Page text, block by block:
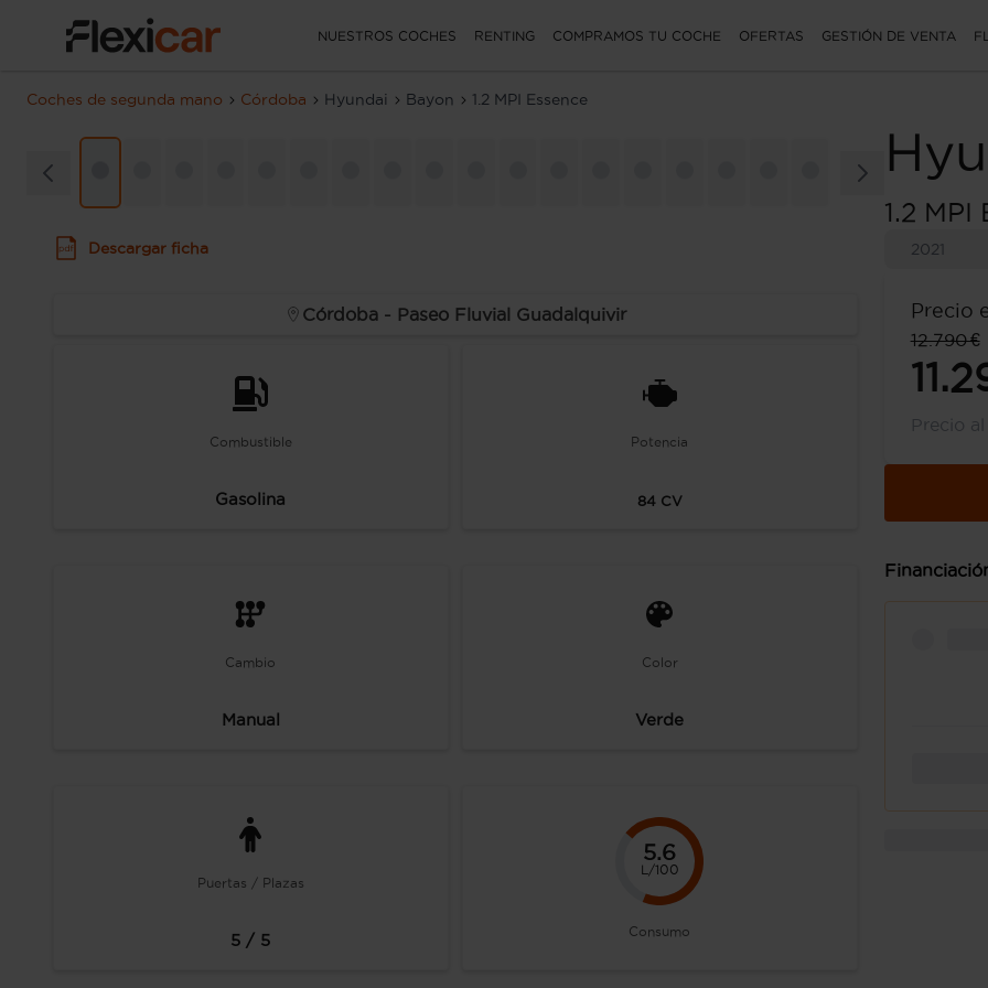
NUESTROS COCHES RENTING COMPRAMOS TU COCHE OFERTAS GESTIÓN DE VENTA
Coches de segunda mano Córdoba Hyundai Bayon 1.2 MPI Essence
1.2 MPI
2021
Precio
12.790 €
Precio
Descargar ficha
Córdoba - Paseo Fluvial Guadalquivir
Combustible
Gasolina
Potencia
84CV
Cambio
Manual
Color
Verde
Puertas / Plazas
5 / 5
5.6
L/100
Consumo